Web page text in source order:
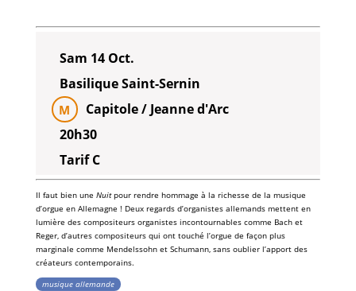
Sam 14 Oct.
Basilique Saint-Sernin
M
Capitole / Jeanne d'Arc
20h30
Tarif C
Il faut bien une Nuitpour rendre hommage à la richesse de la musique
d’orgue en Allemagne ! Deux regards d’organistes allemands mettent en
lumière des compositeurs organistes incontournables comme Bach et
Reger, d’autres compositeurs qui ont touché l’orgue de façon plus
marginale comme Mendelssohn et Schumann, sans oublier l’apport des
créateurs contemporains.
musique allemande